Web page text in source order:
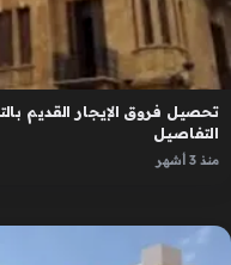
تحصيل فروق الإيجار القديم
التفاصيل
منذ 3 أشهر